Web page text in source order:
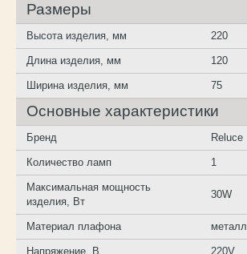
Размеры
Высота изделия, мм 220
Длина изделия, мм 120
Ширина изделия, мм 75
Основные характеристики
Бренд Reluce
Количество ламп 1
Максимальная мощность
изделия, Вт
30W
Материал плафона металл
Напряжение, В 220V